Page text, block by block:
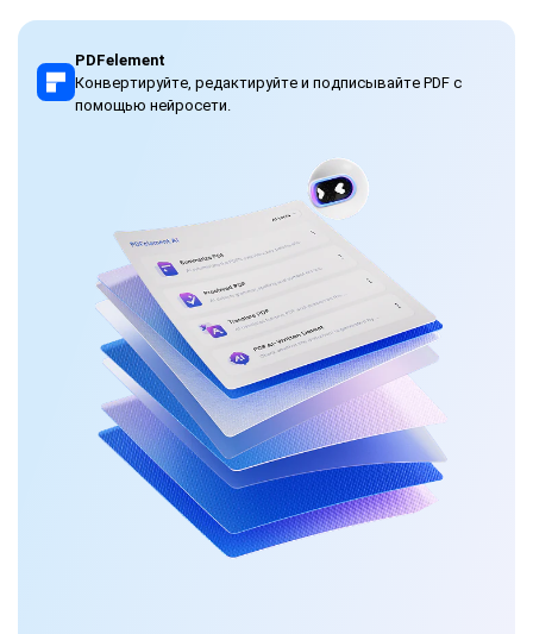
PDFelement
Конвертируйте, редактируйте и подписывайте PDF с
помощью нейросети.